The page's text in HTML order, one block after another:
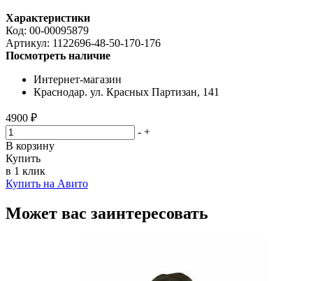
Характеристики
Код: 00-00095879
Артикул: 1122696-48-50-170-176
Посмотреть наличие
Интернет-магазин
Краснодар. ул. Красных Партизан, 141
4900 ₽
- +
В корзину
Купить
в 1 клик
Купить на Авито
Может вас заинтересовать